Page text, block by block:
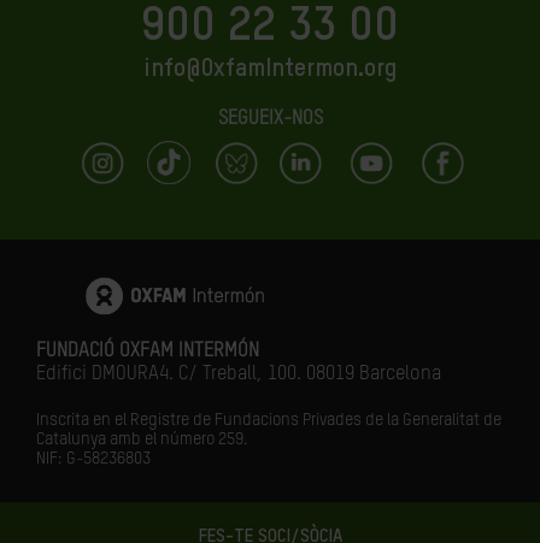
FES-TE SOCI/SÒCIA
900 22 33 00
info@OxfamIntermon.org
SEGUEIX-NOS
FUNDACIÓ OXFAM INTERMÓN
Edifici DMOURA4. C/ Treball, 100. 08019 Barcelona
Inscrita en el Registre de Fundacions Privades de la Generalitat de
Catalunya amb el número 259.
NIF: G-58236803